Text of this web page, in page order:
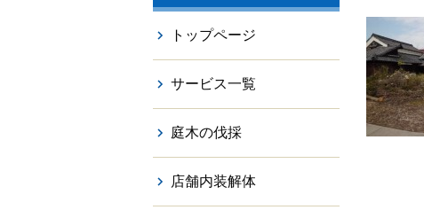
トップページ
サービス一覧
庭木の伐採
店舗内装解体